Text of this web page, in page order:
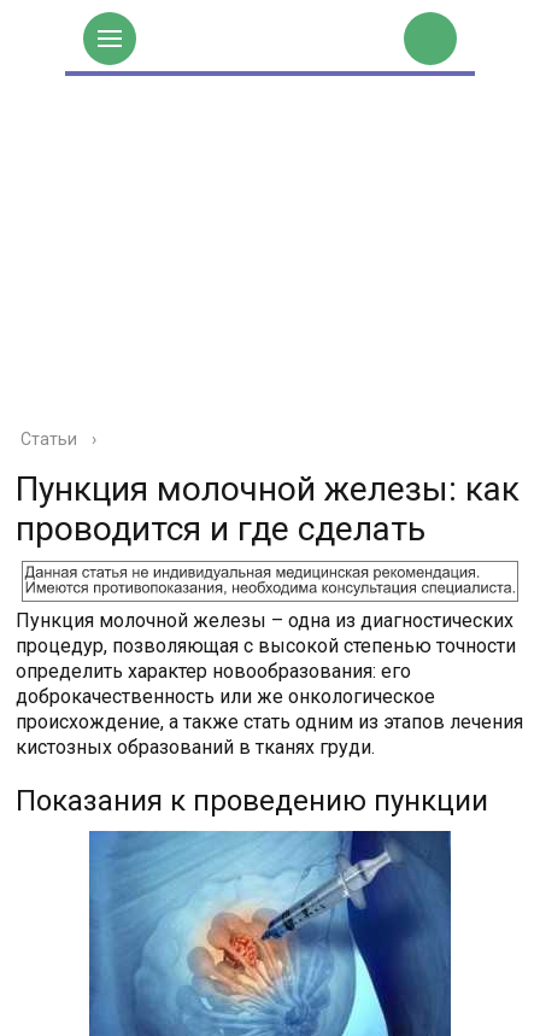
Статьи ›
Пункция молочной железы: как
проводится и где сделать
Пункция молочной железы – одна из диагностических
процедур, позволяющая с высокой степенью точности
определить характер новообразования: его
доброкачественность или же онкологическое
происхождение, а также стать одним из этапов лечения
кистозных образований в тканях груди.
Показания к проведению пункции